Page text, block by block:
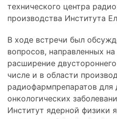
технического центра
производства Института
В ходе встречи был
вопросов, направленных
расширение
числе и в области
радиофармпрепаратов для
онкологических
Институт ядерной физики